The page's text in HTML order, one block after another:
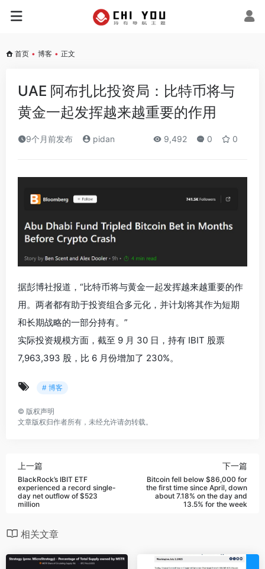
首页 • 博客 • 正文
UAE 阿布扎比投资局：比特币将与
黄金一起发挥越来越重要的作用
9个月前发布 pidan 9,492 0 0
据彭博社报道，“比特币将与黄金一起发挥越来越重要的作
用。两者都有助于投资组合多元化，并计划将其作为短期
和长期战略的一部分持有。”
实际投资规模方面，截至 9 月 30 日，持有 IBIT 股票
7,963,393 股，比 6 月份增加了 230%。
# 博客
© 版权声明
文章版权归作者所有，未经允许请勿转载。
上一篇
BlackRock’s IBIT ETF
experienced a record single-
day net outflow of $523
million
下一篇
Bitcoin fell below $86,000 for
the first time since April, down
about 7.18% on the day and
13.5% for the week
相关文章